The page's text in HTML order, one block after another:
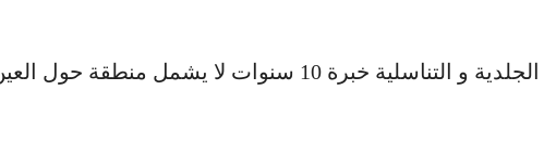
فيلر 3 مل ديرما ستايل لأي منطقة في الوجه تحت إشراف د. إسلام محمد عمارة أخصائية الجلدية و التناسلية خبرة 10 سنوات لا يشمل